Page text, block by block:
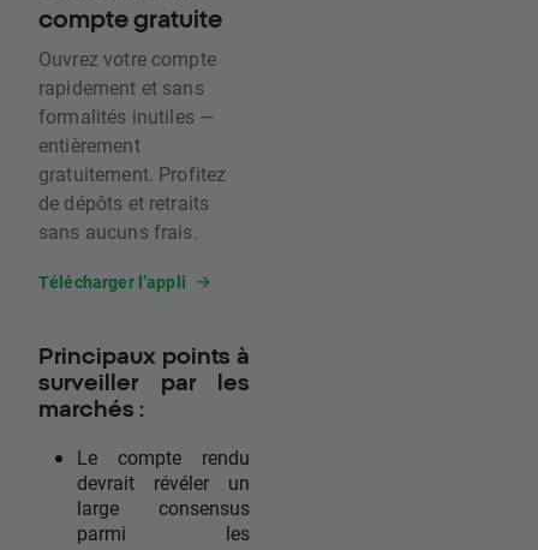
compte gratuite
Ouvrez votre compte
rapidement et sans
formalités inutiles —
entièrement
gratuitement. Profitez
de dépôts et retraits
sans aucuns frais.
Télécharger l’appli
Principaux points à
surveiller par les
marchés :
Le compte rendu
devrait révéler un
large consensus
parmi les